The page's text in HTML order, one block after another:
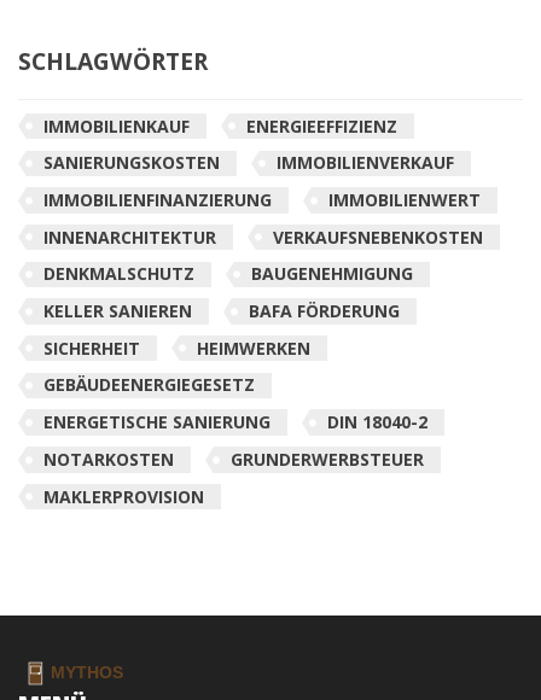
SCHLAGWÖRTER
IMMOBILIENKAUF
ENERGIEEFFIZIENZ
SANIERUNGSKOSTEN
IMMOBILIENVERKAUF
IMMOBILIENFINANZIERUNG
IMMOBILIENWERT
INNENARCHITEKTUR
VERKAUFSNEBENKOSTEN
DENKMALSCHUTZ
BAUGENEHMIGUNG
KELLER SANIEREN
BAFA FÖRDERUNG
SICHERHEIT
HEIMWERKEN
GEBÄUDEENERGIEGESETZ
ENERGETISCHE SANIERUNG
DIN 18040-2
NOTARKOSTEN
GRUNDERWERBSTEUER
MAKLERPROVISION